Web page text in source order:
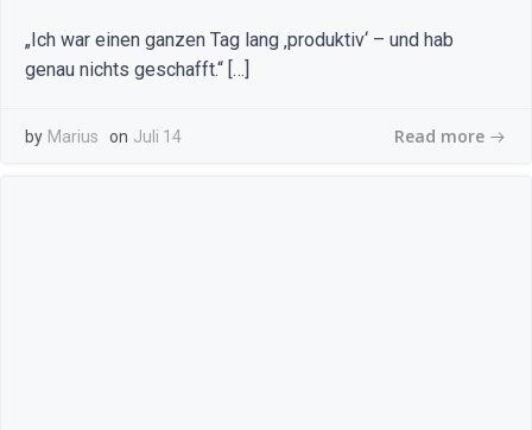
„Ich war einen ganzen Tag lang ‚produktiv‘ – und hab
genau nichts geschafft.“ […]
by Marius on Juli 14 Read more